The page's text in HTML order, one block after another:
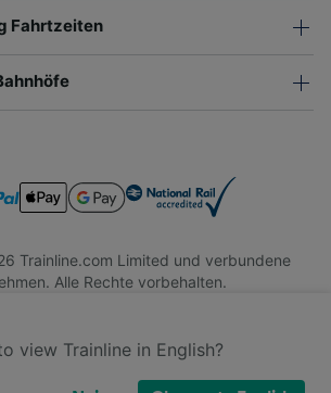
Fahrtzeiten
Trainline.com Limited und verbundene
Alle Rechte vorbehalten.
Registrierte Adresse: 1 Stonecutter
United Kingdom. USt-IdNr.: 791 7261
view Trainline in English?